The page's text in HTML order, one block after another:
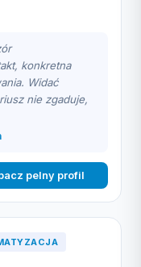
konkretna
Widać
nie zgaduje,
pelny profil